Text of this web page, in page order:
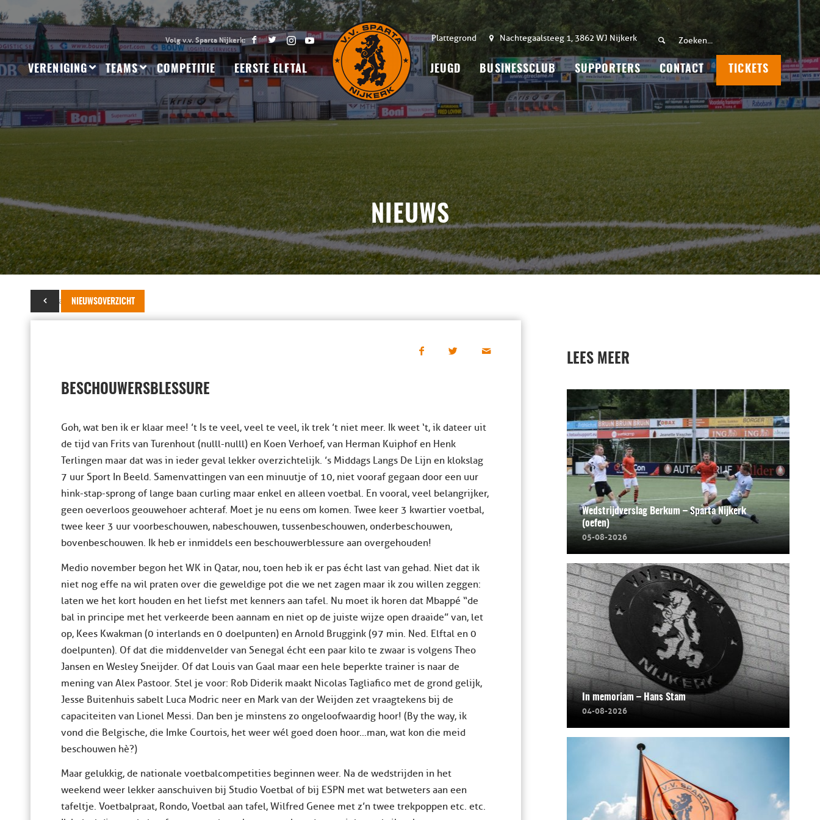
Plattegrond Nachtegaalsteeg 1, 3862 WJ Nijkerk
VERENIGING TEAMS COMPETITIE EERSTE ELFTAL JEUGD BUSINESSCLUB SUPPORTERS CONTACT TICKETS
NIEUWS
NIEUWSOVERZICHT
09 januari 2023
BESCHOUWERSBLESSURE
Goh, wat ben ik er klaar mee! ’t Is te veel, veel te veel, ik trek ’t niet meer. Ik weet ‘t, ik dateer uit
de tijd van Frits van Turenhout (nulll-nulll) en Koen Verhoef, van Herman Kuiphof en Henk
Terlingen maar dat was in ieder geval lekker overzichtelijk. ’s Middags Langs De Lijn en klokslag
7 uur Sport In Beeld. Samenvattingen van een minuutje of 10, niet vooraf gegaan door een uur
hink-stap-sprong of lange baan curling maar enkel en alleen voetbal. En vooral, veel belangrijker,
geen oeverloos geouwehoer achteraf. Moet je nu eens om komen. Twee keer 3 kwartier voetbal,
twee keer 3 uur voorbeschouwen, nabeschouwen, tussenbeschouwen, onderbeschouwen,
bovenbeschouwen. Ik heb er inmiddels een beschouwerblessure aan overgehouden!
Medio november begon het WK in Qatar, nou, toen heb ik er pas écht last van gehad. Niet dat ik
niet nog effe na wil praten over die geweldige pot die we net zagen maar ik zou willen zeggen:
laten we het kort houden en het liefst met kenners aan tafel. Nu moet ik horen dat Mbappé “de
bal in principe met het verkeerde been aannam en niet op de juiste wijze open draaide” van, let
op, Kees Kwakman (0 interlands en 0 doelpunten) en Arnold Bruggink (97 min. Ned. Elftal en 0
doelpunten). Of dat die middenvelder van Senegal écht een paar kilo te zwaar is volgens Theo
Jansen en Wesley Sneijder. Of dat Louis van Gaal maar een hele beperkte trainer is naar de
mening van Alex Pastoor. Stel je voor: Rob Diderik maakt Nicolas Tagliafico met de grond gelijk,
Jesse Buitenhuis sabelt Luca Modric neer en Mark van der Weijden zet vraagtekens bij de
capaciteiten van Lionel Messi. Dan ben je minstens zo ongeloofwaardig hoor! (By the way, ik
vond die Belgische, die Imke Courtois, het weer wél goed doen hoor…man, wat kon die meid
beschouwen hè?)
Maar gelukkig, de nationale voetbalcompetities beginnen weer. Na de wedstrijden in het
weekend weer lekker aanschuiven bij Studio Voetbal of bij ESPN met wat betweters aan een
tafeltje. Voetbalpraat, Rondo, Voetbal aan tafel, Wilfred Genee met z’n twee trekpoppen etc. etc.
LEES MEER
Wedstrijdverslag Berkum – Sparta Nijkerk
(oefen)
05-08-2026
In memoriam – Hans Stam
04-08-2026